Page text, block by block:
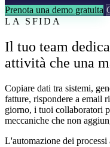
Prenota una demo gratuita
LA SFIDA
Il tuo team
attività che una
Copiare dati tra sistemi,
fatture, rispondere a email
giorno, i tuoi collaboratori
meccaniche che non
L'automazione dei processi